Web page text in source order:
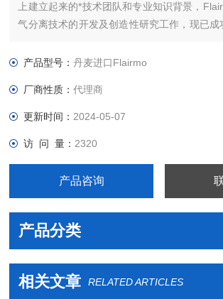
上建立起来的*技术团队和专业知识背景，
气分离技术的开发及创造性研究工作，现已
10多年来， Flairmo一直从事压缩机和氮气发
产品型号：丹麦进口Flairmo
厂商性质：代理商
更新时间： 2024-05-07
访 问 量： 2320
产品咨询
产品分类
相关文章 RELATED ARTICLES